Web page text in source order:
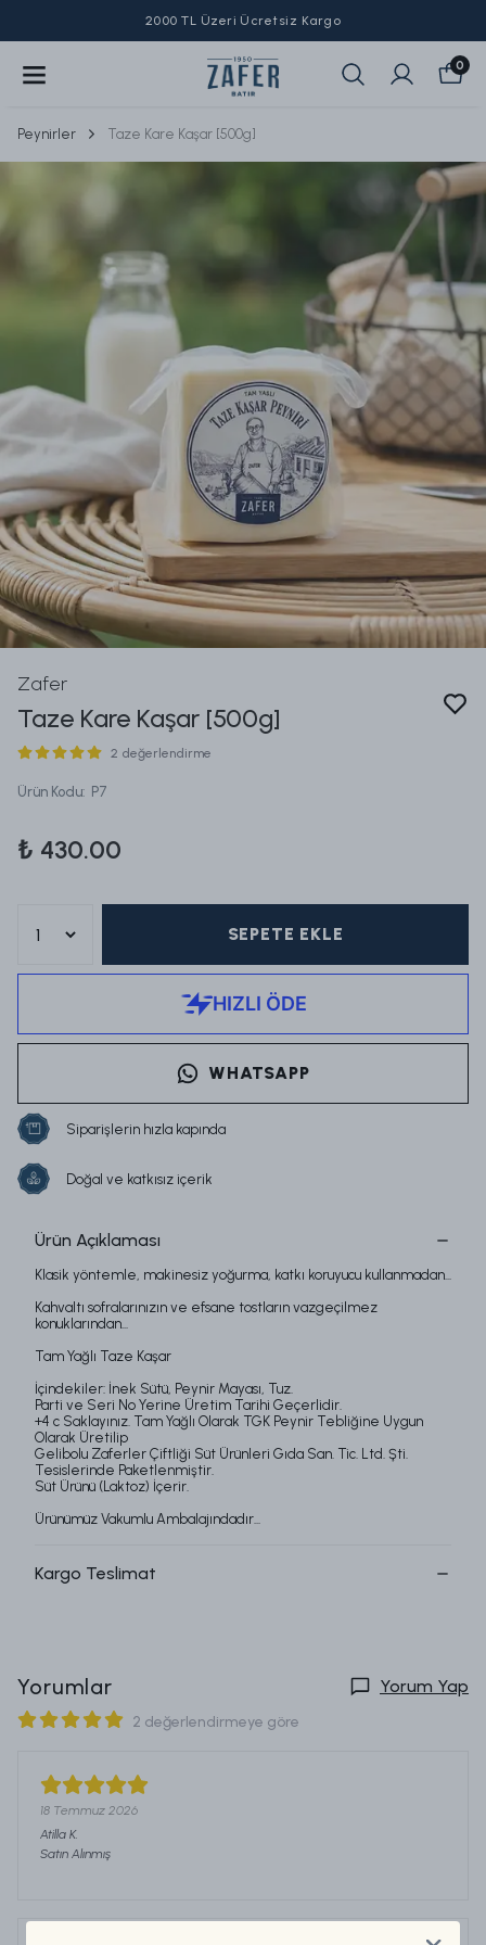
2000 TL Üzeri Ücretsiz Kargo
0
Peynirler Taze Kare Kaşar [500g]
Zafer
Taze Kare Kaşar [500g]
2 değerlendirme
Ürün Kodu: P7
₺ 430.00
SEPETE EKLE
WHATSAPP
Siparişlerin hızla kapında
Doğal ve katkısız içerik
Ürün Açıklaması
Klasik yöntemle, makinesiz yoğurma, katkı koruyucu kullanmadan...
Kahvaltı sofralarınızın ve efsane tostların vazgeçilmez
konuklarından...
Tam Yağlı Taze Kaşar
İçindekiler: İnek Sütü, Peynir Mayası, Tuz.
Parti ve Seri No Yerine Üretim Tarihi Geçerlidir.
+4 c Saklayınız. Tam Yağlı Olarak TGK Peynir Tebliğine Uygun
Olarak Üretilip
Gelibolu Zaferler Çiftliği Süt Ürünleri Gıda San. Tic. Ltd. Şti.
Tesislerinde Paketlenmiştir.
​Süt Ürünü (Laktoz) İçerir.
Ürünümüz Vakumlu Ambalajındadır...
Kargo Teslimat
Yorumlar Yorum Yap
2 değerlendirmeye göre
18 Temmuz 2026
Atilla K.
Satın Alınmış